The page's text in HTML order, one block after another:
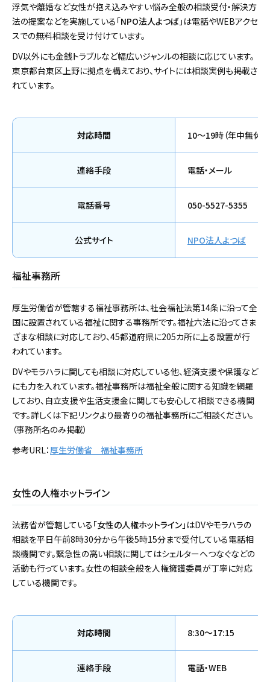
浮気や離婚など女性が抱え込みやすい悩み全般の相談受付・解決方
法の提案などを実施している「NPO法人よつば 」は電話やWEBアクセ
スでの無料相談を受け付けています。
DV以外にも金銭トラブルなど幅広いジャンルの相談に応じています。
東京都台東区上野に拠点を構えており、サイトには相談実例も掲載さ
れています。
対応時間 10～19時（年中無休）
連絡手段 電話・メール
電話番号 050-5527-5355
公式サイト NPO法人よつば
福祉事務所
厚生労働省が管轄する福祉事務所は、社会福祉法第14条に沿って全
国に設置されている福祉に関する事務所です。福祉六法に沿ってさま
ざまな相談に対応しており、45都道府県に205カ所に上る設置が行
われています。
DVやモラハラに関しても相談に対応している他、経済支援や保護など
にも力を入れています。福祉事務所は福祉全般に関する知識を網羅
しており、自立支援や生活支援金に関しても安心して相談できる機関
です。詳しくは下記リンクより最寄りの福祉事務所にご相談ください。
（事務所名のみ掲載）
参考URL：厚生労働省 福祉事務所
女性の人権ホットライン
法務省が管轄している「女性の人権ホットライン 」はDVやモラハラの
相談を平日午前8時30分から午後5時15分まで受付している電話相
談機関です。緊急性の高い相談に関してはシェルターへつなぐなどの
活動も行っています。女性の相談全般を人権擁護委員が丁寧に対応
している機関です。
対応時間 8:30～17:15
連絡手段 電話・WEB